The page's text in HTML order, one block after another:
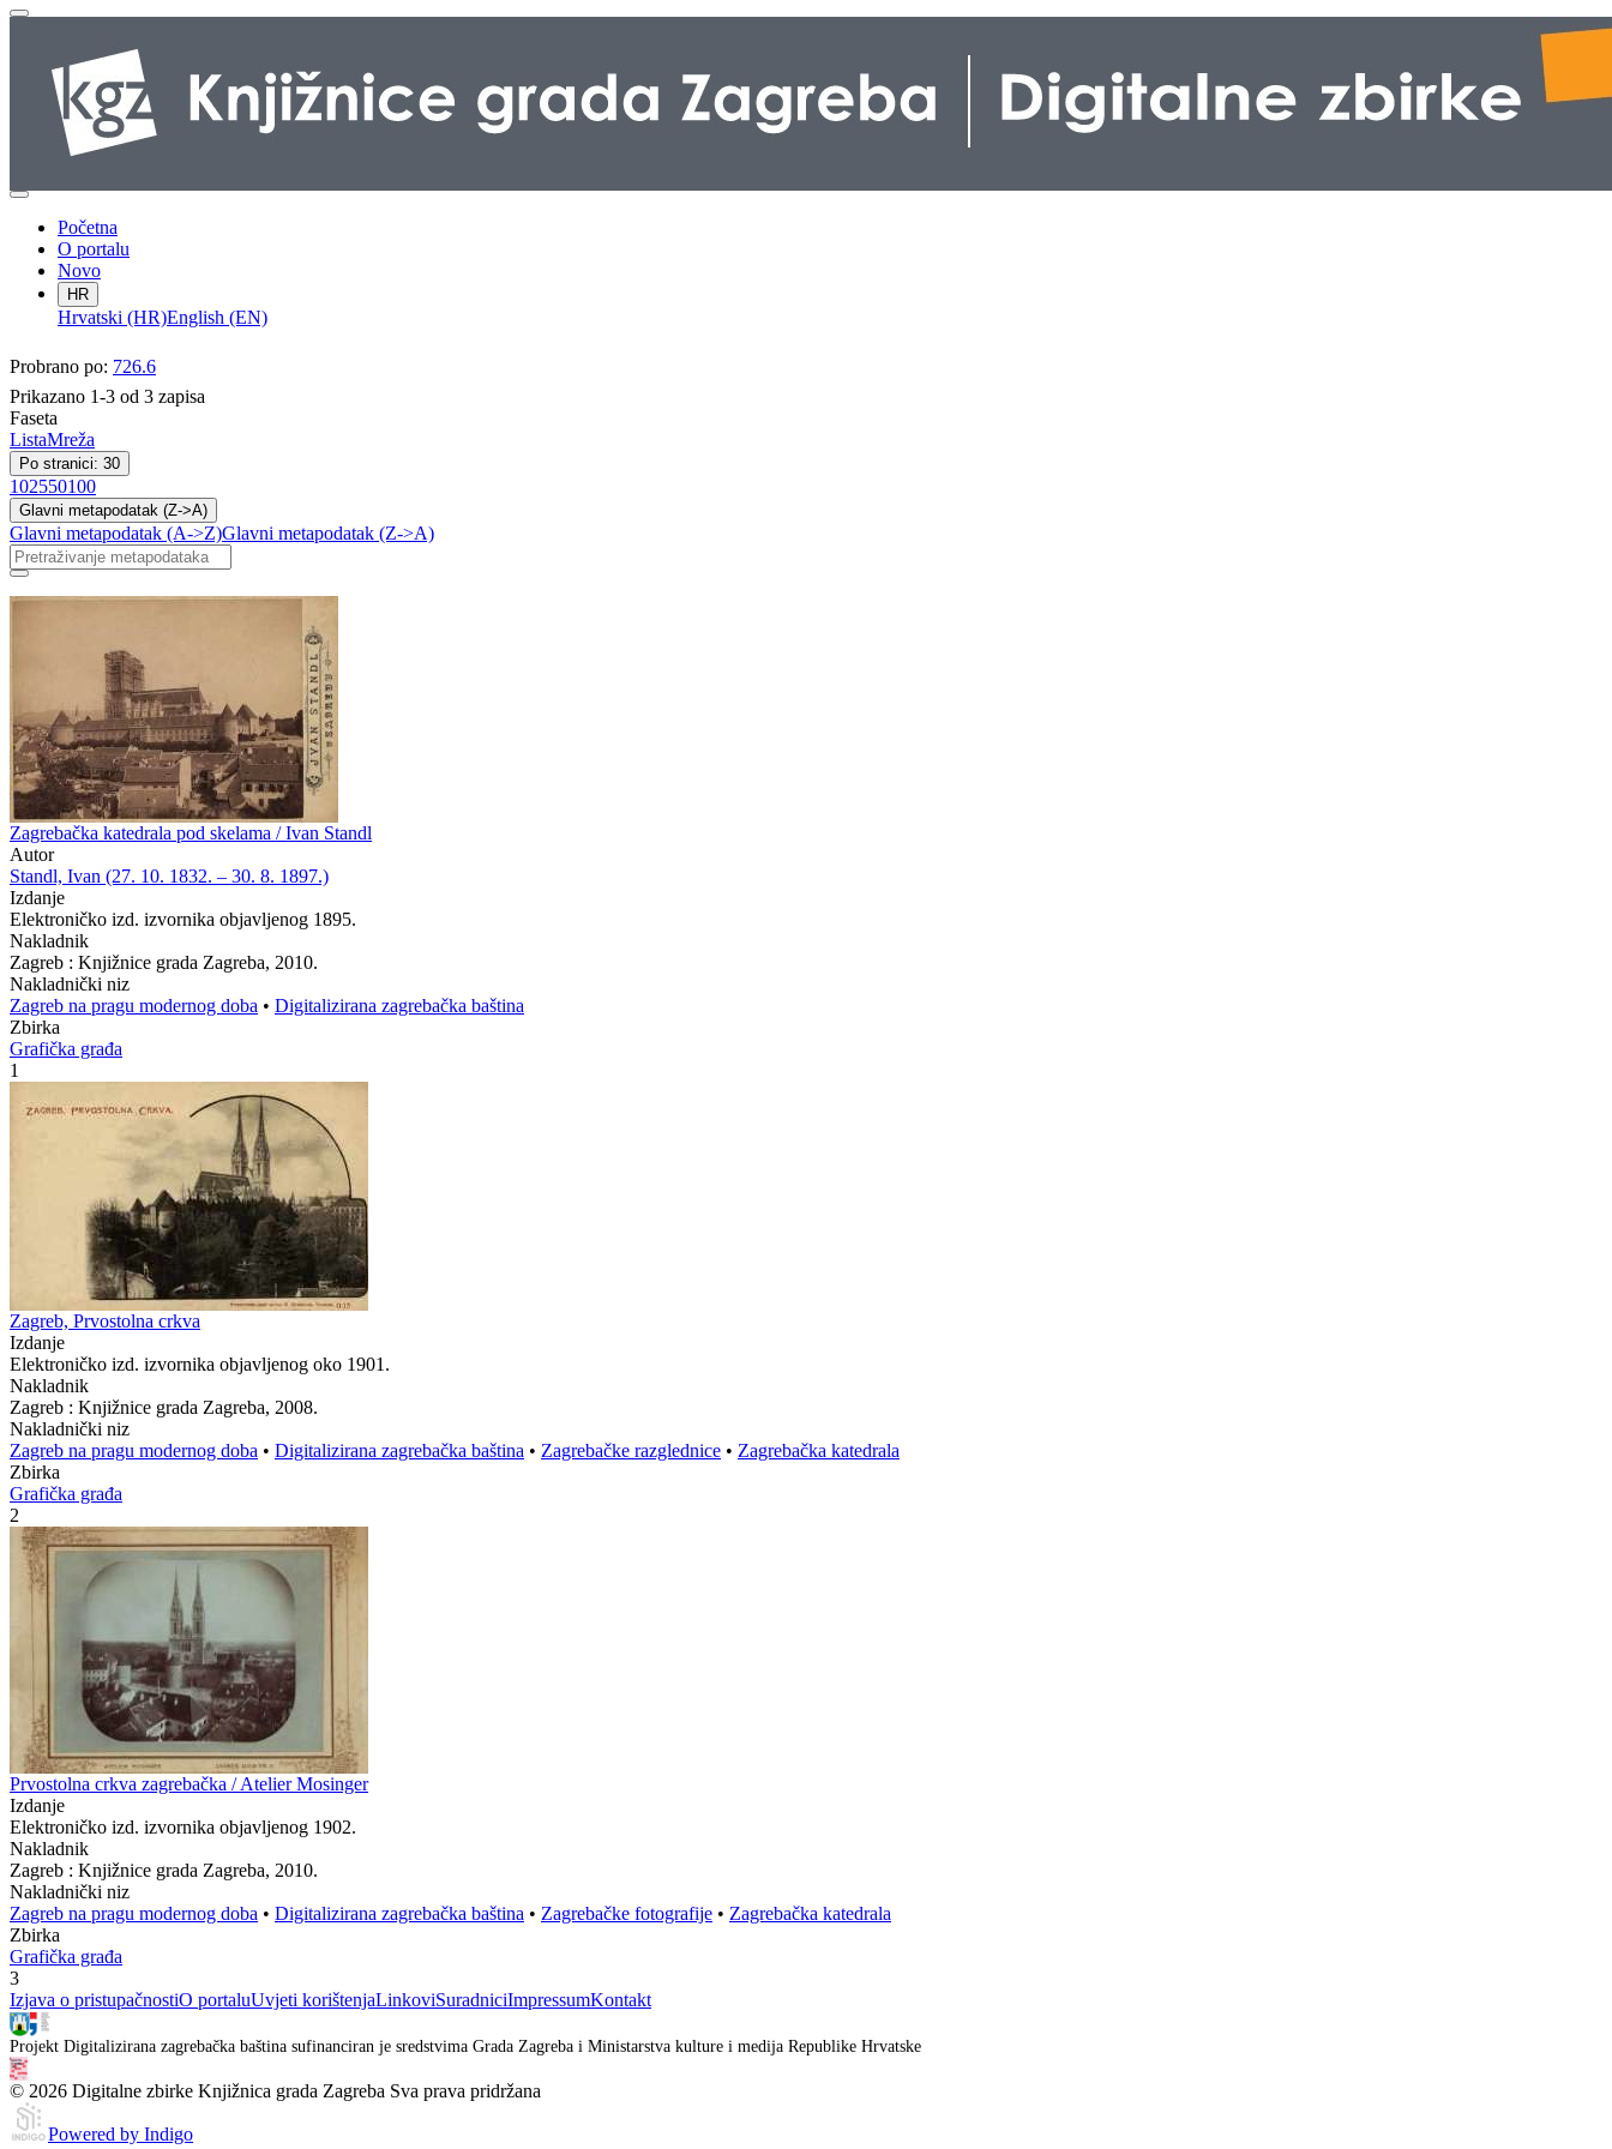
Početna
O portalu
Novo
HR
Hrvatski (HR)English (EN)
Probrano po: 726.6
Prikazano 1-3 od 3 zapisa
Faseta
ListaMreža
Po stranici: 30
102550100
Glavni metapodatak (Z->A)
Glavni metapodatak (A->Z)Glavni metapodatak (Z->A)
Zagrebačka katedrala pod skelama / Ivan Standl
Autor
Standl, Ivan (27. 10. 1832. – 30. 8. 1897.)
Izdanje
Elektroničko izd. izvornika objavljenog 1895.
Nakladnik
Zagreb : Knjižnice grada Zagreba, 2010.
Nakladnički niz
Zagreb na pragu modernog doba • Digitalizirana zagrebačka baština
Zbirka
Grafička građa
1
Zagreb, Prvostolna crkva
Izdanje
Elektroničko izd. izvornika objavljenog oko 1901.
Nakladnik
Zagreb : Knjižnice grada Zagreba, 2008.
Nakladnički niz
Zagreb na pragu modernog doba • Digitalizirana zagrebačka baština • Zagrebačke razglednice • Zagrebačka katedrala
Zbirka
Grafička građa
2
Prvostolna crkva zagrebačka / Atelier Mosinger
Izdanje
Elektroničko izd. izvornika objavljenog 1902.
Nakladnik
Zagreb : Knjižnice grada Zagreba, 2010.
Nakladnički niz
Zagreb na pragu modernog doba • Digitalizirana zagrebačka baština • Zagrebačke fotografije • Zagrebačka katedrala
Zbirka
Grafička građa
3
Izjava o pristupačnostiO portaluUvjeti korištenjaLinkoviSuradniciImpressumKontakt
Projekt Digitalizirana zagrebačka baština sufinanciran je sredstvima Grada Zagreba i Ministarstva kulture i medija Republike Hrvatske
© 2026 Digitalne zbirke Knjižnica grada Zagreba Sva prava pridržana
Powered by Indigo